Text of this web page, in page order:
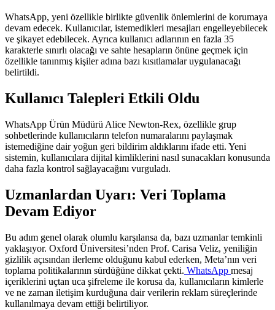
WhatsApp, yeni özellikle birlikte güvenlik önlemlerini de korumaya
devam edecek. Kullanıcılar, istemedikleri mesajları engelleyebilecek
ve şikayet edebilecek. Ayrıca kullanıcı adlarının en fazla 35
karakterle sınırlı olacağı ve sahte hesapların önüne geçmek için
özellikle tanınmış kişiler adına bazı kısıtlamalar uygulanacağı
belirtildi.
Kullanıcı Talepleri Etkili Oldu
WhatsApp Ürün Müdürü Alice Newton-Rex, özellikle grup
sohbetlerinde kullanıcıların telefon numaralarını paylaşmak
istemediğine dair yoğun geri bildirim aldıklarını ifade etti. Yeni
sistemin, kullanıcılara dijital kimliklerini nasıl sunacakları konusunda
daha fazla kontrol sağlayacağını vurguladı.
Uzmanlardan Uyarı: Veri Toplama
Devam Ediyor
Bu adım genel olarak olumlu karşılansa da, bazı uzmanlar temkinli
yaklaşıyor. Oxford Üniversitesi’nden Prof. Carisa Veliz, yeniliğin
gizlilik açısından ilerleme olduğunu kabul ederken, Meta’nın veri
toplama politikalarının sürdüğüne dikkat çekti. WhatsApp mesaj
içeriklerini uçtan uca şifreleme ile korusa da, kullanıcıların kimlerle
ve ne zaman iletişim kurduğuna dair verilerin reklam süreçlerinde
kullanılmaya devam ettiği belirtiliyor.